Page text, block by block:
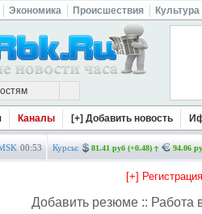
Экономика Происшествия Культура
Каналы [+] Добавить новость
00:53 Курсы: 81.41 руб (+0.48) 94.06
[+]
Добавить резюме :: Работа